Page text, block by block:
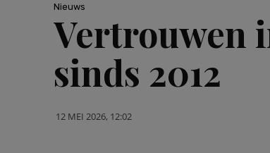
Nieuws
Vertrouwen
sinds 2012
12 MEI 2026, 12:02